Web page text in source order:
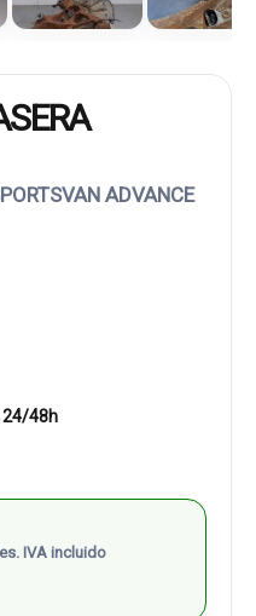
ADVANCE
24/48h
IVA incluido